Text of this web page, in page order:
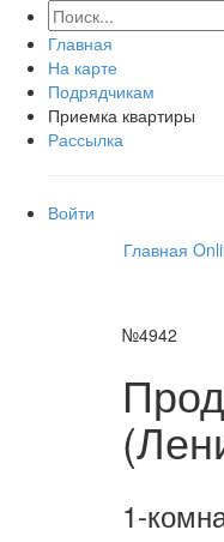
Главная
На карте
Подрядчикам
Приемка квартиры
Рассылка
Войти
Главная
№4942
1-